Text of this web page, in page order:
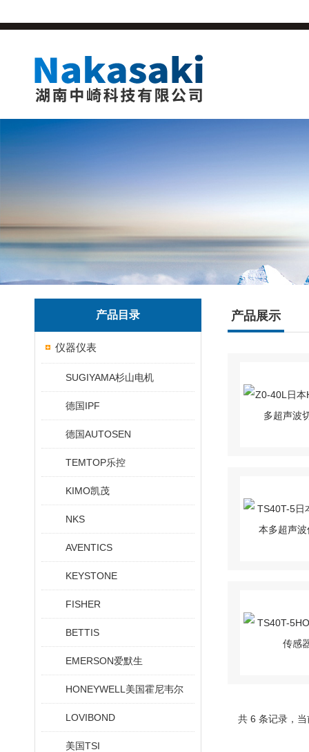
产品目录
仪器仪表
SUGIYAMA杉山电机
德国IPF
德国AUTOSEN
TEMTOP乐控
KIMO凯茂
NKS
AVENTICS
KEYSTONE
FISHER
BETTIS
EMERSON爱默生
HONEYWELL美国霍尼韦尔
LOVIBOND
美国TSI
产品展示
共 6 条记录，